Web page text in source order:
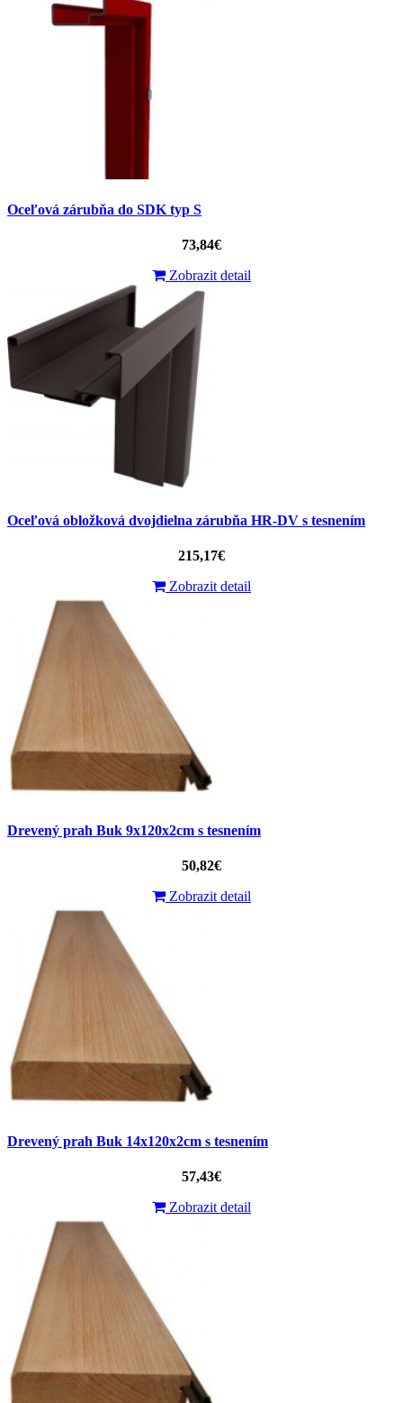
Oceľová zárubňa do SDK typ S
73,84€
Zobrazit detail
Oceľová obložková dvojdielna zárubňa HR-DV s tesnením
215,17€
Zobrazit detail
Drevený prah Buk 9x120x2cm s tesnením
50,82€
Zobrazit detail
Drevený prah Buk 14x120x2cm s tesnením
57,43€
Zobrazit detail